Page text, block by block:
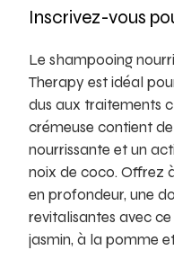
Inscrivez-vous
Le shampooing
Therapy est idéal
dus aux traitements
crémeuse contient de
nourrissante et un
noix de coco. Offrez
en profondeur, une
revitalisantes avec
jasmin, à la pomme